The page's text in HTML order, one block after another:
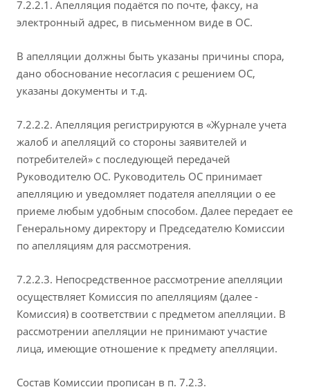
7.2.2.1. Апелляция подаётся по почте, факсу, на
электронный адрес, в письменном виде в ОС.
В апелляции должны быть указаны причины спора,
дано обоснование несогласия с решением ОС,
указаны документы и т.д.
7.2.2.2. Апелляция регистрируются в «Журнале учета
жалоб и апелляций со стороны заявителей и
потребителей» с последующей передачей
Руководителю ОС. Руководитель ОС принимает
апелляцию и уведомляет подателя апелляции о ее
приеме любым удобным способом. Далее передает ее
Генеральному директору и Председателю Комиссии
по апелляциям для рассмотрения.
7.2.2.3. Непосредственное рассмотрение апелляции
осуществляет Комиссия по апелляциям (далее -
Комиссия) в соответствии с предметом апелляции. В
рассмотрении апелляции не принимают участие
лица, имеющие отношение к предмету апелляции.
Состав Комиссии прописан в п. 7.2.3.